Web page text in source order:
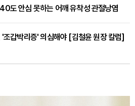
도 안심 못하는 어깨 유착성 관절낭염
조갑박리증' 의심해야 [김철윤 원장 칼럼]